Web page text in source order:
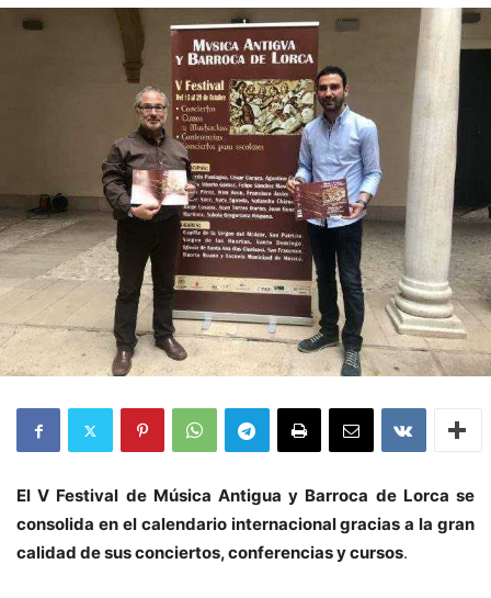
El V Festival de Música Antigua y Barroca de Lorca se
consolida en el calendario internacional gracias a la gran
calidad de sus conciertos, conferencias y cursos.